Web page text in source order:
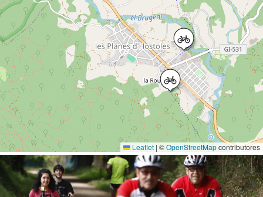
Leaflet | ©OpenStreetMapcontributores